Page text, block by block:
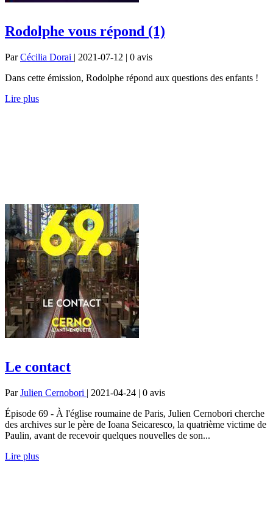
Rodolphe vous répond (1)
ParCécilia Dorai | 2021-07-12 | 0 avis
Dans cette émission, Rodolphe répond aux questions des enfants !
Lire plus
Le contact
ParJulien Cernobori | 2021-04-24 | 0 avis
Épisode 69 - À l'église roumaine de Paris, Julien Cernobori cherche
des archives sur le père de Ioana Seicaresco, la quatrième victime de
Paulin, avant de recevoir quelques nouvelles de son...
Lire plus